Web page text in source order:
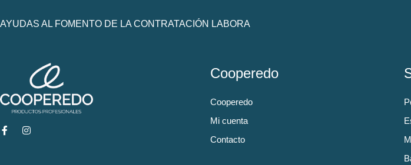
AYUDAS AL FOMENTO DE LA CONTRATACIÓN LABORA
Cooperedo
Cooperedo
Mi cuenta
Contacto